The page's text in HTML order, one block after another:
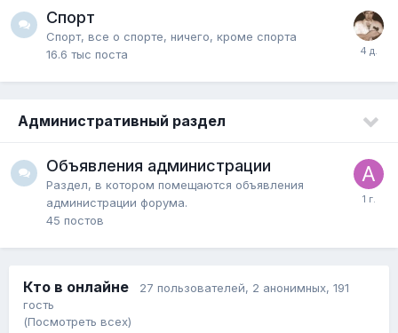
Спорт
Спорт, все о спорте, ничего, кроме спорта
16.6 тыс поста
Административный раздел
Объявления администрации
Раздел, в котором помещаются объявления
администрации форума.
45 постов
Кто в онлайне 27 пользователей, 2 анонимных, 191
гость
(Посмотреть всех)